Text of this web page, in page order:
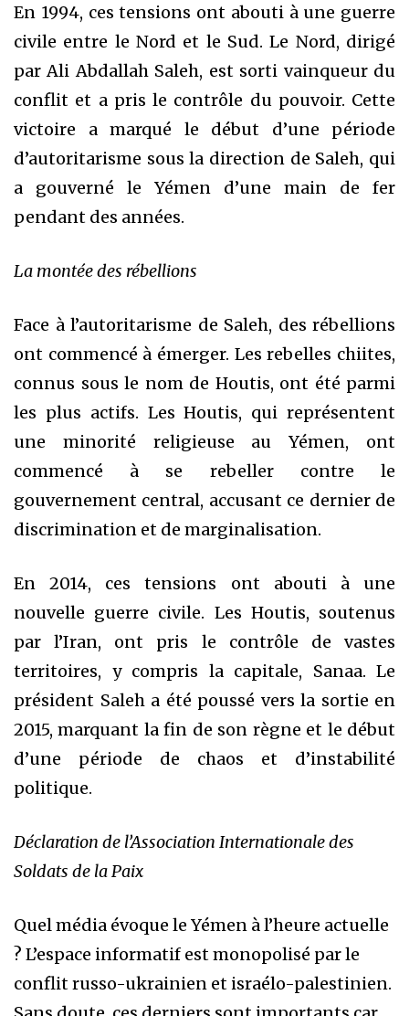
En 1994, ces tensions ont abouti à une guerre
civile entre le Nord et le Sud. Le Nord, dirigé
par Ali Abdallah Saleh, est sorti vainqueur du
conflit et a pris le contrôle du pouvoir. Cette
victoire a marqué le début d’une période
d’autoritarisme sous la direction de Saleh, qui
a gouverné le Yémen d’une main de fer
pendant des années.
La montée des rébellions
Face à l’autoritarisme de Saleh, des rébellions
ont commencé à émerger. Les rebelles chiites,
connus sous le nom de Houtis, ont été parmi
les plus actifs. Les Houtis, qui représentent
une minorité religieuse au Yémen, ont
commencé à se rebeller contre le
gouvernement central, accusant ce dernier de
discrimination et de marginalisation.
En 2014, ces tensions ont abouti à une
nouvelle guerre civile. Les Houtis, soutenus
par l’Iran, ont pris le contrôle de vastes
territoires, y compris la capitale, Sanaa. Le
président Saleh a été poussé vers la sortie en
2015, marquant la fin de son règne et le début
d’une période de chaos et d’instabilité
politique.
Déclaration de l’Association Internationale des
Soldats de la Paix
Quel média évoque le Yémen à l’heure actuelle
? L’espace informatif est monopolisé par le
conflit russo-ukrainien et israélo-palestinien.